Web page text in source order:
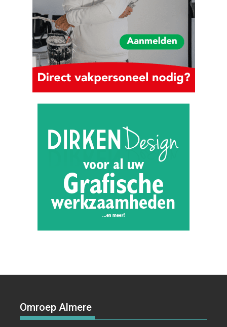
Omroep Almere